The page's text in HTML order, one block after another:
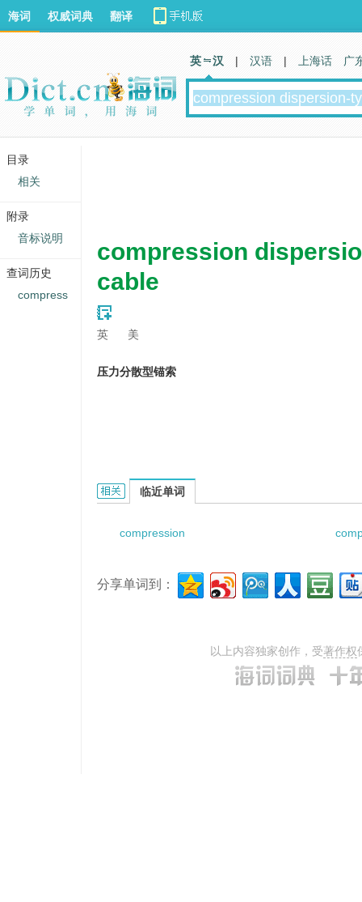
compression
cable
英 美
压力分散型锚索
compression dispersion-type anchor cable的相
临近单词
compression
分享单词到：
以上内容独家创作，受著作权
海词 权威词典 翻译
英 汉 | 汉语 | 上海话 广
目录
相关
附录
音标说明
查词历史
compress